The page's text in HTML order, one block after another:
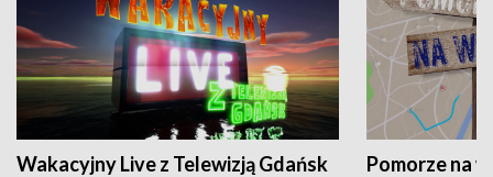
Wakacyjny Live z Telewizją Gdańsk Pomorze na